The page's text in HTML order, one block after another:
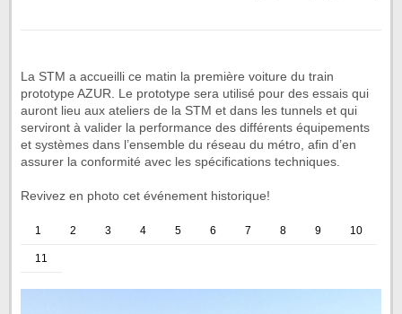
La STM a accueilli ce matin la première voiture du train
prototype AZUR. Le prototype sera utilisé pour des essais qui
auront lieu aux ateliers de la STM et dans les tunnels et qui
serviront à valider la performance des différents équipements
et systèmes dans l’ensemble du réseau du métro, afin d’en
assurer la conformité avec les spécifications techniques.
Revivez en photo cet événement historique!
1 2 3 4 5 6 7 8 9 10
11